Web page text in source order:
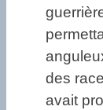
des
avait